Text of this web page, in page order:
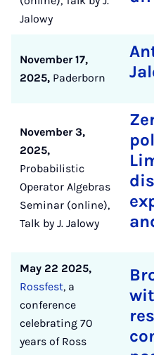
Jalowy
November 17,
2025, Paderborn
November 3,
2025,
Probabilistic
Operator Algebras
Seminar (online),
Talk by J. Jalowy
May 22 2025,
Rossfest, a
conference
celebrating 70
years of Ross